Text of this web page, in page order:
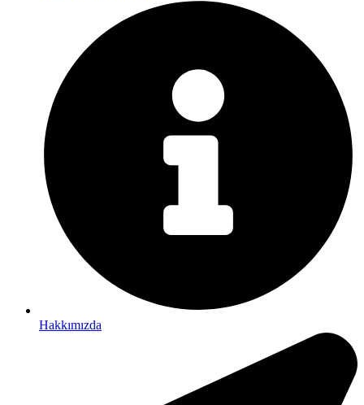
Hakkımızda